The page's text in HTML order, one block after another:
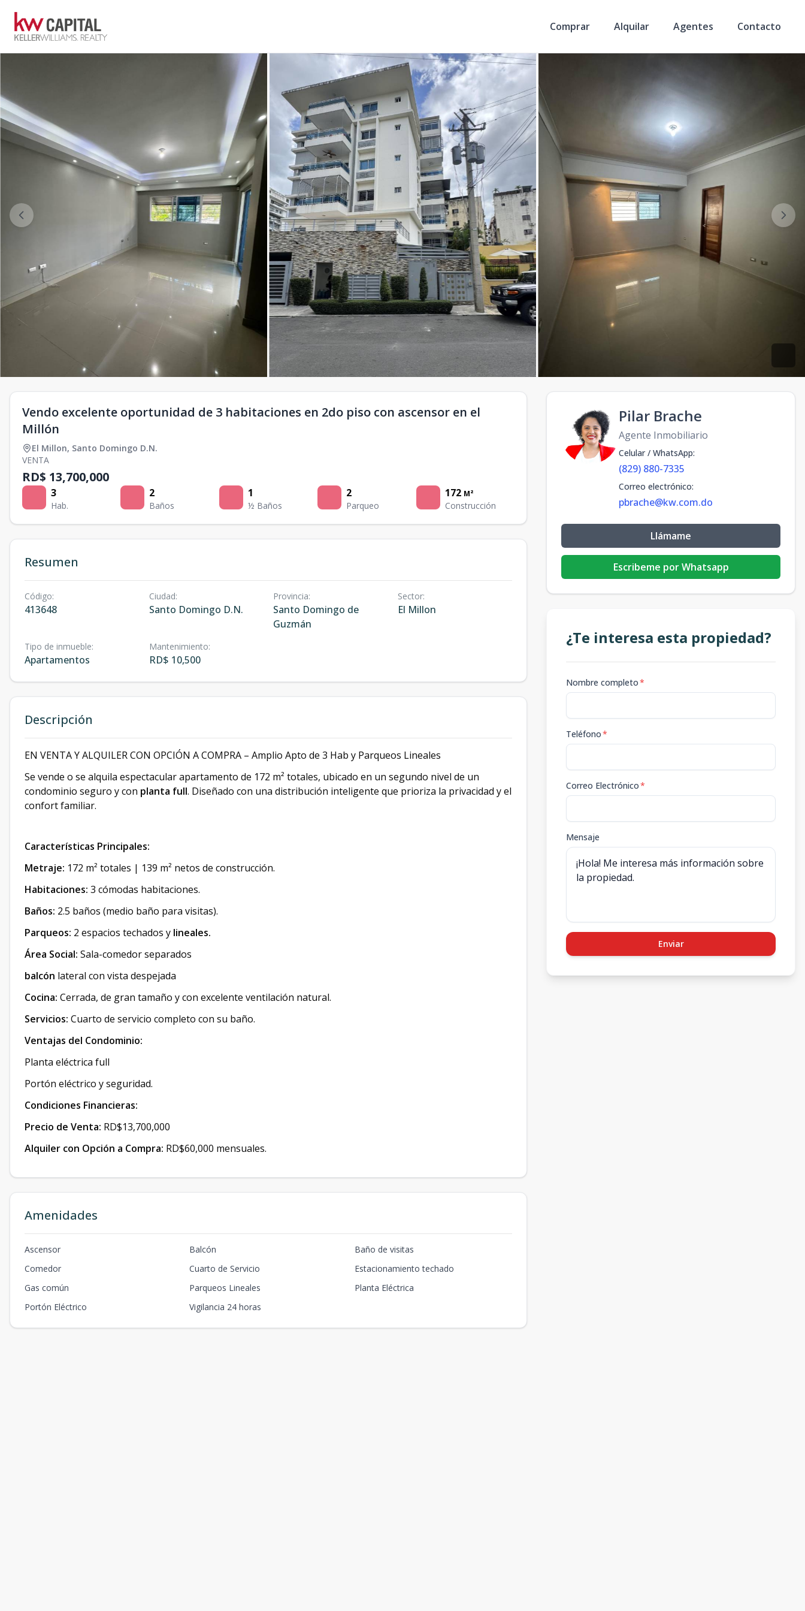
Comprar Alquilar Agentes Contacto
Vendo excelente oportunidad de 3 habitaciones en 2do piso con ascensor en el
Millón
El Millon, Santo Domingo D.N.
VENTA
RD$ 13,700,000
3
Hab.
2
Baños
1
½ Baños
2
Parqueo
172 M²
Construcción
Resumen
Código:
413648
Ciudad:
Santo Domingo D.N.
Provincia:
Santo Domingo de
Guzmán
Sector:
El Millon
Tipo de inmueble:
Apartamentos
Mantenimiento:
RD$ 10,500
Descripción
EN VENTA Y ALQUILER CON OPCIÓN A COMPRA – Amplio Apto de 3 Hab y Parqueos Lineales
Se vende o se alquila espectacular apartamento de 172 m² totales, ubicado en un segundo nivel de un
condominio seguro y con planta full. Diseñado con una distribución inteligente que prioriza la privacidad y el
confort familiar.
Características Principales:
Metraje: 172 m² totales | 139 m² netos de construcción.
Habitaciones: 3 cómodas habitaciones.
Baños: 2.5 baños (medio baño para visitas).
Parqueos: 2 espacios techados y lineales.
Área Social: Sala-comedor separados
balcón lateral con vista despejada
Cocina: Cerrada, de gran tamaño y con excelente ventilación natural.
Servicios: Cuarto de servicio completo con su baño.
Ventajas del Condominio:
Planta eléctrica full
Portón eléctrico y seguridad.
Condiciones Financieras:
Precio de Venta: RD$13,700,000
Alquiler con Opción a Compra: RD$60,000 mensuales.
Amenidades
Ascensor Balcón
Baño de visitas
Comedor
Cuarto de Servicio
Estacionamiento techado
Gas común
Parqueos Lineales
Planta Eléctrica
Portón Eléctrico
Vigilancia 24 horas
Pilar Brache
Agente Inmobiliario
Celular / WhatsApp:
(829) 880-7335
Correo electrónico:
pbrache@kw.com.do
Llámame
Escribeme por Whatsapp
¿Te interesa esta propiedad?
Nombre completo*
Teléfono*
Correo Electrónico*
Mensaje
Enviar